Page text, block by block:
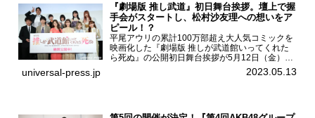
『劇場版 推し武道』初日舞台挨拶。壇上で握
手会がスタートし、松村沙友理への想いをア
ピール！？
平尾アウリの累計100万部超え大人気コミックを
映画化した『劇場版 推しが武道館いってくれた
ら死ぬ』の公開初日舞台挨拶が5月12日（金）新
宿バルト9で開催され、出演者の松村沙友理、中
村里帆、MOMO(@onefive)、KANO(@onefi...
universal-press.jp 2023.05.13